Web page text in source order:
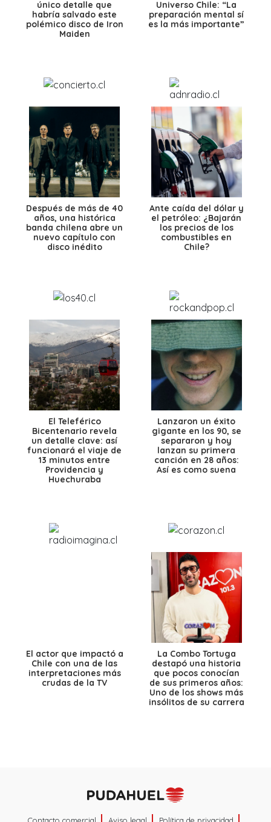
único detalle que
habría salvado este
polémico disco de Iron
Maiden
Universo Chile: “La
preparación mental sí
es la más importante”
Después de más de 40
años, una histórica
banda chilena abre un
nuevo capítulo con
disco inédito
Ante caída del dólar y
el petróleo: ¿Bajarán
los precios de los
combustibles en
Chile?
El Teleférico
Bicentenario revela
un detalle clave: así
funcionará el viaje de
13 minutos entre
Providencia y
Huechuraba
Lanzaron un éxito
gigante en los 90, se
separaron y hoy
lanzan su primera
canción en 28 años:
Así es como suena
El actor que impactó a
Chile con una de las
interpretaciones más
crudas de la TV
La Combo Tortuga
destapó una historia
que pocos conocían
de sus primeros años:
Uno de los shows más
insólitos de su carrera